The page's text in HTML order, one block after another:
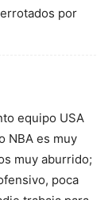
por
equipo USA
NBA es muy
muy aburrido;
poca